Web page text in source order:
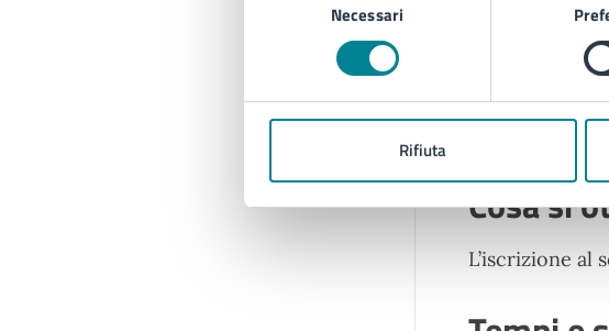
Necessari
Rifiuta
Per attivare
Cosa si
L’iscrizione al